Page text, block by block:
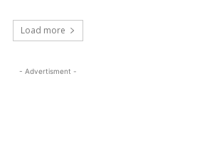
Load more
- Advertisment -